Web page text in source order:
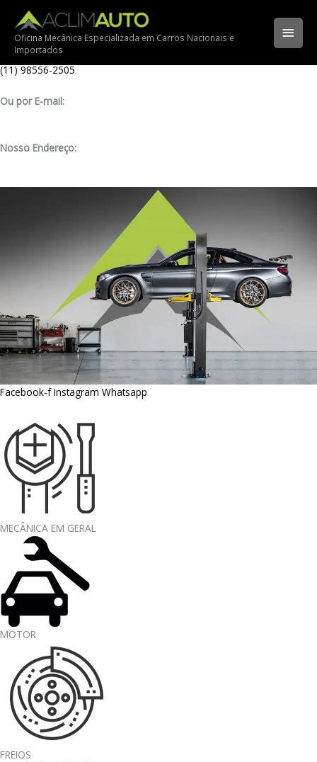
para
conteúdo
Oficina Mecânica Especializada em Carros Nacionais e
Importados
Ligue para nossa oficina:
(11) 3341-3969
Ligue pelo nosso WhatsApp:
(11) 98556-2505
Ou por E-mail:
Nosso Endereço:
Facebook-fInstagram Whatsapp
MECÂNICA EM GERAL
MOTOR
FREIOS